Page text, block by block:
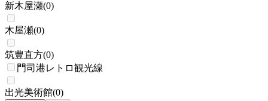
新木屋瀬(0)
木屋瀬(0)
筑豊直方(0)
門司港レトロ観光線
出光美術館(0)